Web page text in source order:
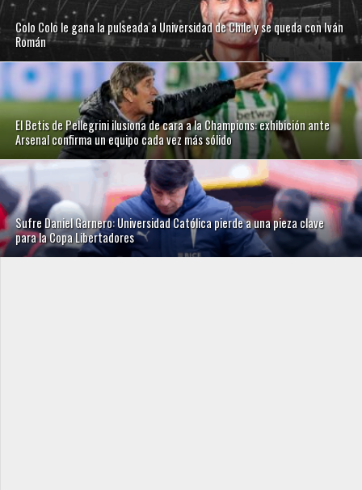
Colo Colo le gana la pulseada a Universidad de Chile y se queda con Iván
Román
El Betis de Pellegrini ilusiona de cara a la Champions: exhibición ante
Arsenal confirma un equipo cada vez más sólido
Sufre Daniel Garnero: Universidad Católica pierde a una pieza clave
para la Copa Libertadores